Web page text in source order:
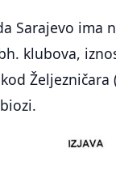
Sarajevo ima
klubova,